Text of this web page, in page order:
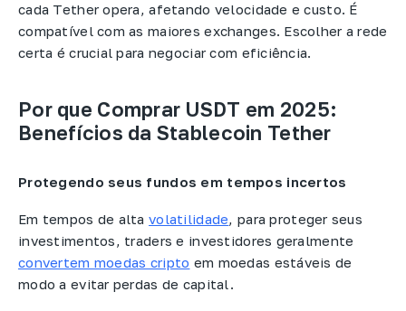
cada Tether opera, afetando velocidade e custo. É
compatível com as maiores exchanges. Escolher a rede
certa é crucial para negociar com eficiência.
Por que Comprar USDT em 2025:
Benefícios da Stablecoin Tether
Protegendo seus fundos em tempos incertos
Em tempos de altavolatilidade, para proteger seus
investimentos, traders e investidores geralmente
convertem moedas cripto em moedas estáveis de
modo a evitar perdas de capital.